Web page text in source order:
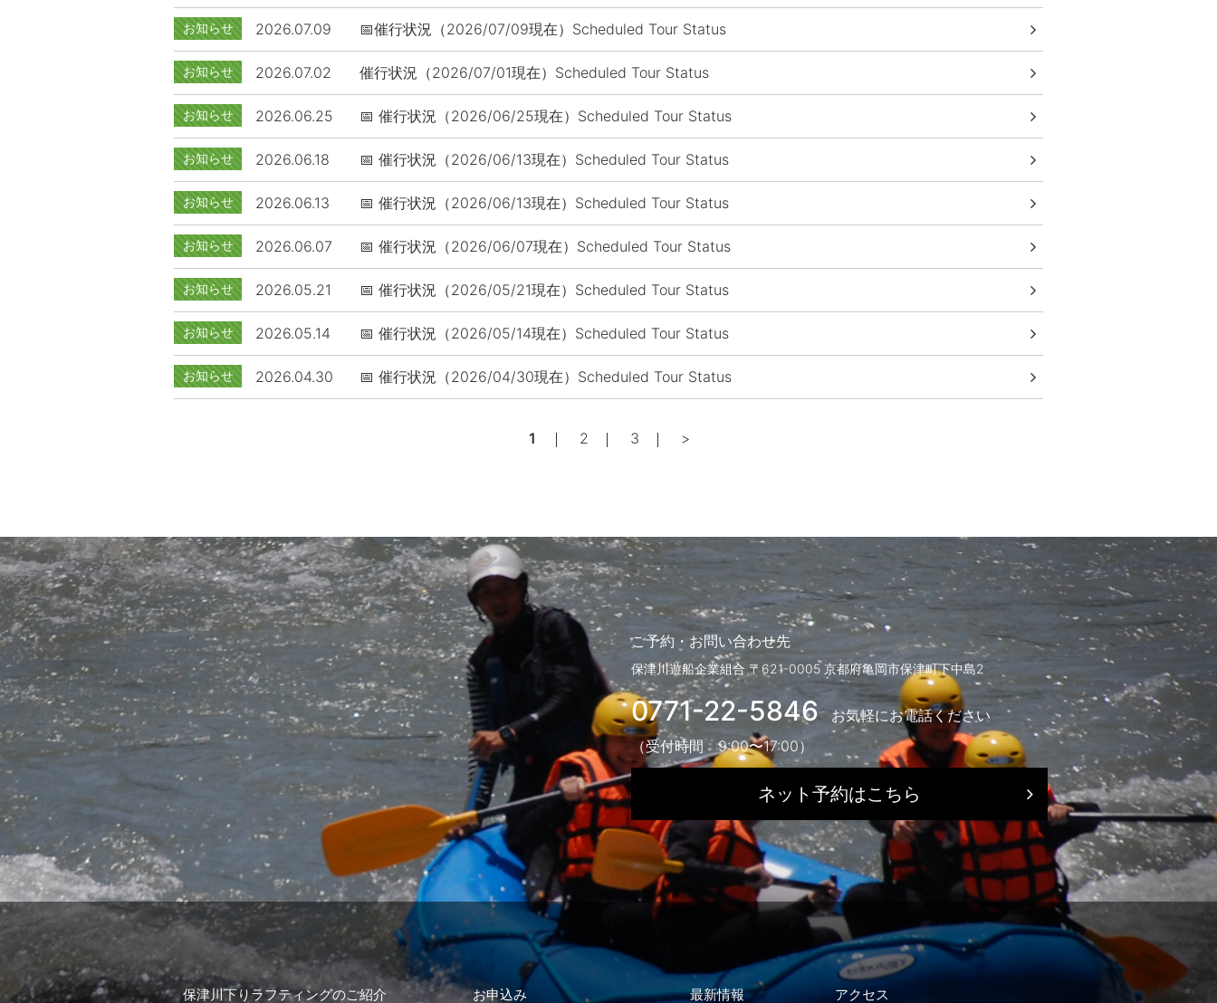
お知らせ 2026.07.09 📅催行状況（2026/07/09現在）Scheduled Tour Status
お知らせ 2026.07.02 催行状況（2026/07/01現在）Scheduled Tour Status
お知らせ 2026.06.25 📅 催行状況（2026/06/25現在）Scheduled Tour Status
お知らせ 2026.06.18 📅 催行状況（2026/06/13現在）Scheduled Tour Status
お知らせ 2026.06.13 📅 催行状況（2026/06/13現在）Scheduled Tour Status
お知らせ 2026.06.07 📅 催行状況（2026/06/07現在）Scheduled Tour Status
お知らせ 2026.05.21 📅 催行状況（2026/05/21現在）Scheduled Tour Status
お知らせ 2026.05.14 📅 催行状況（2026/05/14現在）Scheduled Tour Status
お知らせ 2026.04.30 📅 催行状況（2026/04/30現在）Scheduled Tour Status
ジ
へ
の
リ
ン
ク
1 2 3 >
ご予約・お問い合わせ先
保津川遊船企業組合 〒621-0005 京都府亀岡市保津町下中島2
0771-22-5846
お気軽にお電話ください
（受付時間 9:00〜17:00）
ネット予約はこちら
保津川下りラフティングのご紹介 お申込み 最新情報 アクセス